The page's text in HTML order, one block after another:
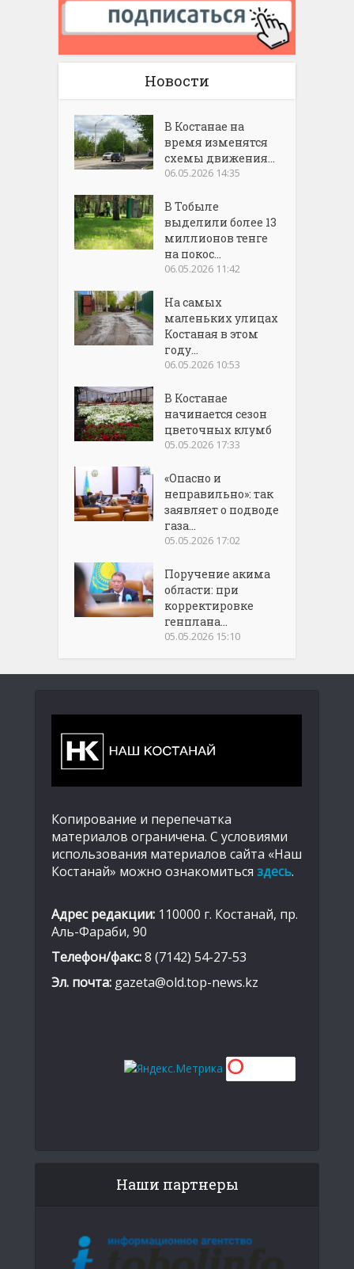
Новости
В Костанае на
время изменятся
схемы движения...
06.05.2026 14:35
В Тобыле
выделили более 13
миллионов тенге
на покос...
06.05.2026 11:42
На самых
маленьких улицах
Костаная в этом
году...
06.05.2026 10:53
В Костанае
начинается сезон
цветочных клумб
05.05.2026 17:33
«Опасно и
неправильно»: так
заявляет о подводе
газа...
05.05.2026 17:02
Поручение акима
области: при
корректировке
генплана...
05.05.2026 15:10
Копирование и перепечатка
материалов ограничена. С условиями
использования материалов сайта «Наш
Костанай» можно ознакомиться здесь.
Адрес редакции: 110000 г. Костанай, пр.
Аль-Фараби, 90
Телефон/факс:8 (7142) 54-27-53
Эл. почта: gazeta@old.top-news.kz
Наши партнеры